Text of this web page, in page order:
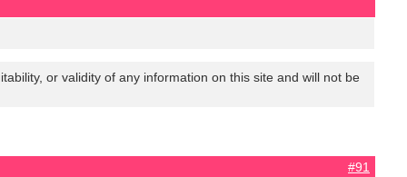
or validity of any information on this site and will not be
#91